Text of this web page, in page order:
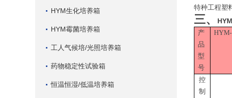
HYM生化培养箱
HYM霉菌培养箱
工人气候培/光照培养箱
药物稳定性试验箱
恒温恒湿/低温培养箱
特种工程塑
三、
产
品
型
号
控
制